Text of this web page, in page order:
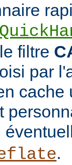
filtre
par
cache
.